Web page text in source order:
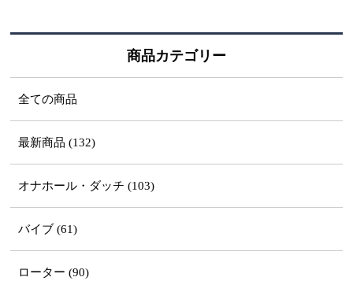
商品カテゴリー
全ての商品
最新商品 (132)
オナホール・ダッチ (103)
バイブ (61)
ローター (90)